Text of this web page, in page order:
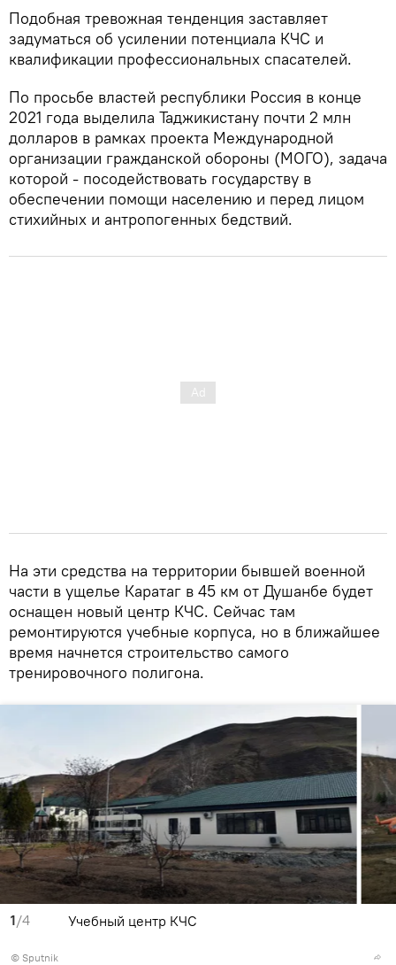
Подобная тревожная тенденция заставляет
задуматься об усилении потенциала КЧС и
квалификации профессиональных спасателей.
По просьбе властей республики Россия в конце
2021 года выделила Таджикистану почти 2 млн
долларов в рамках проекта Международной
организации гражданской обороны (МОГО), задача
которой - посодействовать государству в
обеспечении помощи населению и перед лицом
стихийных и антропогенных бедствий.
На эти средства на территории бывшей военной
части в ущелье Каратаг в 45 км от Душанбе будет
оснащен новый центр КЧС. Сейчас там
ремонтируются учебные корпуса, но в ближайшее
время начнется строительство самого
тренировочного полигона.
1/4
© Sputnik
Учебный центр КЧС